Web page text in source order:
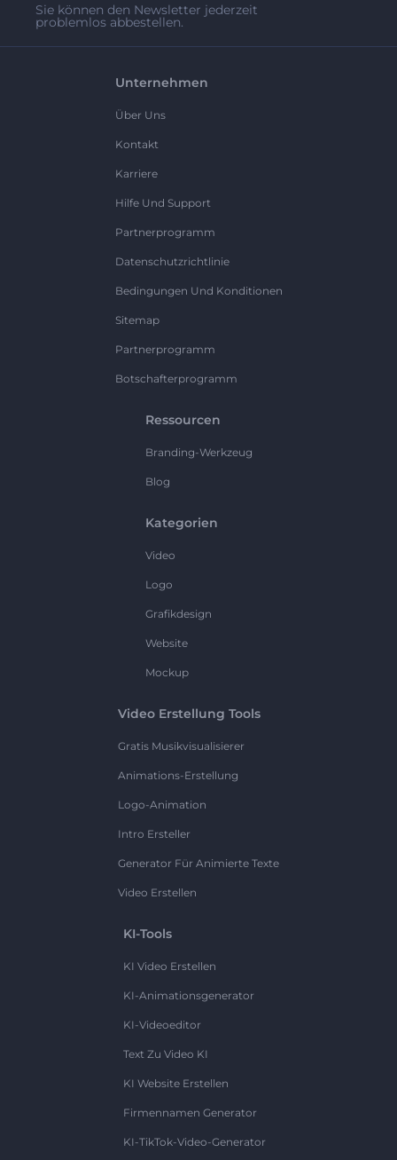
Sie können den Newsletter jederzeit
problemlos abbestellen.
Unternehmen
Über Uns
Kontakt
Karriere
Hilfe Und Support
Partnerprogramm
Datenschutzrichtlinie
Bedingungen Und Konditionen
Sitemap
Partnerprogramm
Botschafterprogramm
Ressourcen
Branding-Werkzeug
Blog
Kategorien
Video
Logo
Grafikdesign
Website
Mockup
Video Erstellung Tools
Gratis Musikvisualisierer
Animations-Erstellung
Logo-Animation
Intro Ersteller
Generator Für Animierte Texte
Video Erstellen
KI-Tools
KI Video Erstellen
KI-Animationsgenerator
KI-Videoeditor
Text Zu Video KI
KI Website Erstellen
Firmennamen Generator
KI-TikTok-Video-Generator